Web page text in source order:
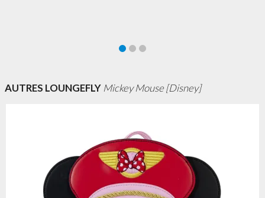
AUTRES LOUNGEFLYMickey Mouse [Disney]